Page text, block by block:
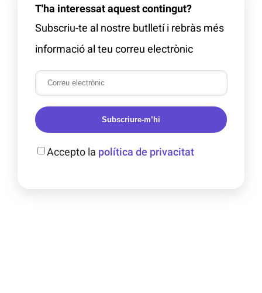
T'ha interessat aquest contingut?
Subscriu-te al nostre butlletí i rebràs més
informació al teu correu electrònic
Subscriure-m’hi
Accepto la política de privacitat